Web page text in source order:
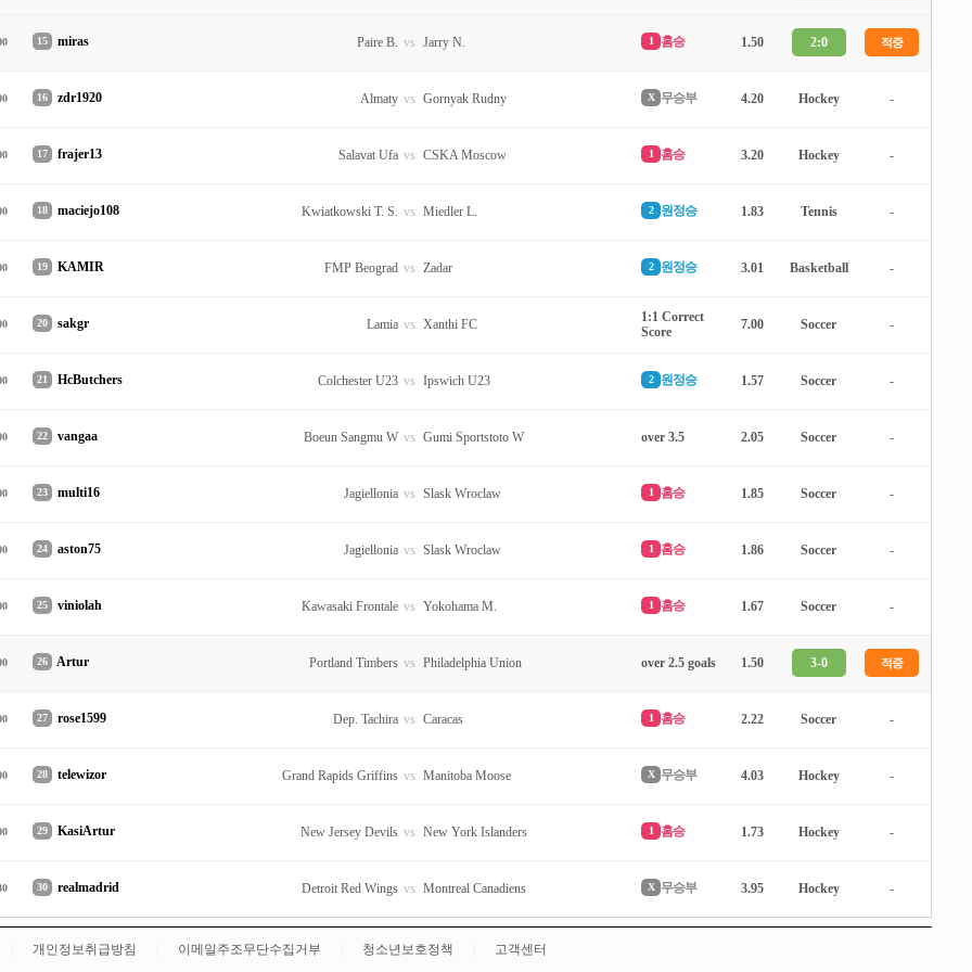
15 miras Paire B. vs Jarry N. 1 홈승 1.50 2:0 적중
16 zdr1920 Almaty vs Gornyak Rudny X 무승부 4.20 Hockey -
17 frajer13 Salavat Ufa vs CSKA Moscow 1 홈승 3.20 Hockey -
18 maciejo108 Kwiatkowski T. S. vs Miedler L. 2 원정승 1.83 Tennis -
19 KAMIR FMP Beograd vs Zadar 2 원정승 3.01 Basketball -
20 sakgr Lamia vs Xanthi FC
1:1 Correct
Score
7.00 Soccer -
21 HcButchers Colchester U23 vs Ipswich U23 2 원정승 1.57 Soccer -
22 vangaa Boeun Sangmu W vs Gumi Sportstoto W over 3.5 2.05 Soccer -
23 multi16 Jagiellonia vs Slask Wroclaw 1 홈승 1.85 Soccer -
24 aston75 Jagiellonia vs Slask Wroclaw 1 홈승 1.86 Soccer -
25 viniolah Kawasaki Frontale vs Yokohama M. 1 홈승 1.67 Soccer -
26 Artur Portland Timbers vs Philadelphia Union over 2.5 goals 1.50 3-0 적중
27 rose1599 Dep. Tachira vs Caracas 1 홈승 2.22 Soccer -
28 telewizor Grand Rapids Griffins vs Manitoba Moose X 무승부 4.03 Hockey -
29 KasiArtur New Jersey Devils vs New York Islanders 1 홈승 1.73 Hockey -
30 realmadrid Detroit Red Wings vs Montreal Canadiens X 무승부 3.95 Hockey -
개인정보취급방침 이메일주조무단수집거부 청소년보호정책 고객센터